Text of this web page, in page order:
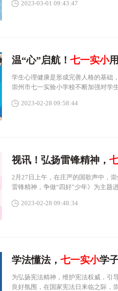
2023-03-01 09:43:47
温“心”启航！ 七一实小
学生心理健康是形成完善人格的基础
崇州市七一实验小学校不断加强对学
2023-02-28 09:58:44
视讯！弘扬雷锋精神，
2月27日上午，在庄严的国歌声中，
雷锋精神，争做“四好”少年》为主题
2023-02-28 09:48:34
学法懂法， 七一实小学
为弘扬宪法精神，维护宪法权威，引
良好氛围，在国家宪法日来临之际，